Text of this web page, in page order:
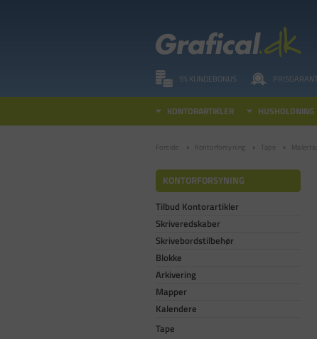
5% KUNDEBONUS
KONTORARTIKLER HUSHOLDNING
Forside Kontorforsyning Tape
KONTORFORSYNING
Tilbud Kontorartikler
Skriveredskaber
Skrivebordstilbehør
Blokke
Arkivering
Mapper
Kalendere
Tape